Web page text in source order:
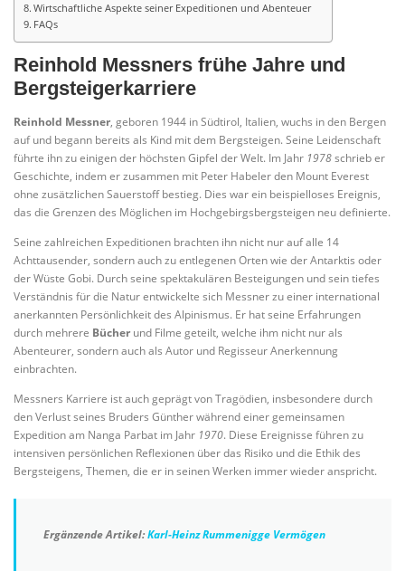
Wirtschaftliche Aspekte seiner Expeditionen und Abenteuer
FAQs
Reinhold Messners frühe Jahre und
Bergsteigerkarriere
Reinhold Messner, geboren 1944 in Südtirol, Italien, wuchs in den Bergen
auf und begann bereits als Kind mit dem Bergsteigen. Seine Leidenschaft
führte ihn zu einigen der höchsten Gipfel der Welt. Im Jahr 1978schrieb er
Geschichte, indem er zusammen mit Peter Habeler den Mount Everest
ohne zusätzlichen Sauerstoff bestieg. Dies war ein beispielloses Ereignis,
das die Grenzen des Möglichen im Hochgebirgsbergsteigen neu definierte.
Seine zahlreichen Expeditionen brachten ihn nicht nur auf alle 14
Achttausender, sondern auch zu entlegenen Orten wie der Antarktis oder
der Wüste Gobi. Durch seine spektakulären Besteigungen und sein tiefes
Verständnis für die Natur entwickelte sich Messner zu einer international
anerkannten Persönlichkeit des Alpinismus. Er hat seine Erfahrungen
durch mehrere Bücher und Filme geteilt, welche ihm nicht nur als
Abenteurer, sondern auch als Autor und Regisseur Anerkennung
einbrachten.
Messners Karriere ist auch geprägt von Tragödien, insbesondere durch
den Verlust seines Bruders Günther während einer gemeinsamen
Expedition am Nanga Parbat im Jahr 1970. Diese Ereignisse führen zu
intensiven persönlichen Reflexionen über das Risiko und die Ethik des
Bergsteigens, Themen, die er in seinen Werken immer wieder anspricht.
Ergänzende Artikel:Karl-Heinz Rummenigge Vermögen